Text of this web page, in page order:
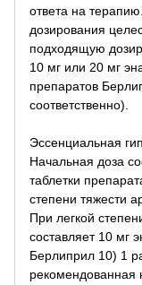
ответа на
дозирования
подходящую
10 мг или 20 мг
препаратов
соответственно).
Эссенциальная
Начальная доза
таблетки
степени тяжести
При легкой
составляет 10 мг
Берлиприл 10) 1
рекомендованная